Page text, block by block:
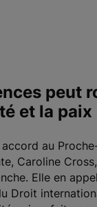
peut
et la paix
au
Caroline
Elle en
Droit